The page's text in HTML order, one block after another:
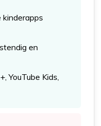
kinderapps
en
YouTube Kids,